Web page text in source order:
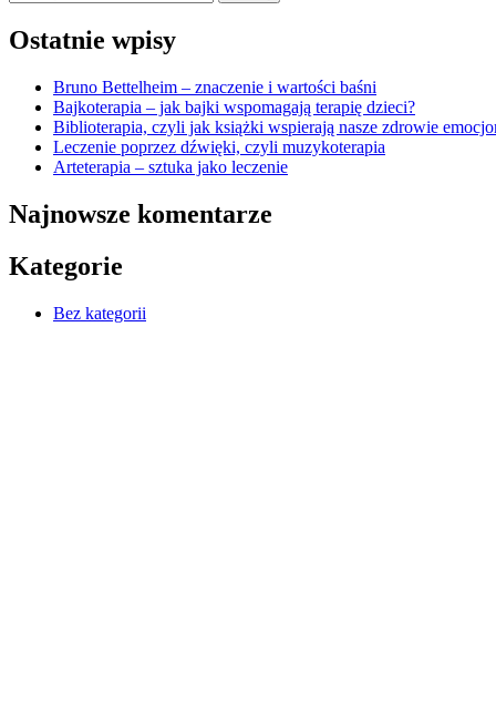
Ostatnie wpisy
Bruno Bettelheim – znaczenie i wartości baśni
Bajkoterapia – jak bajki wspomagają terapię dzieci?
Biblioterapia, czyli jak książki wspierają nasze zdrowie
Leczenie poprzez dźwięki, czyli muzykoterapia
Arteterapia – sztuka jako leczenie
Najnowsze komentarze
Kategorie
Bez kategorii